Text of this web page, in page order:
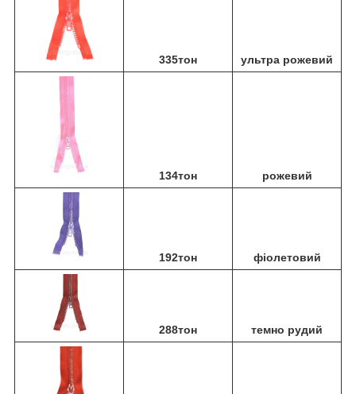
335тон ультра рожевий
134тон рожевий
192тон фіолетовий
288тон темно рудий